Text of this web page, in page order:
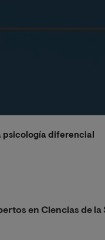
psicología diferencial
en Ciencias de la